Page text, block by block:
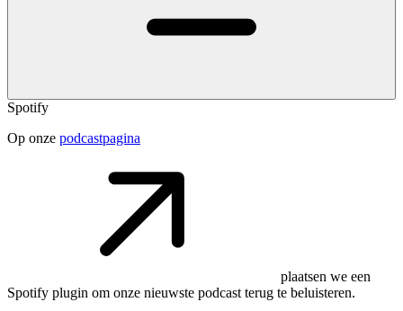
Spotify
Op onze podcastpagina
plaatsen we een
Spotify plugin om onze nieuwste podcast terug te beluisteren.